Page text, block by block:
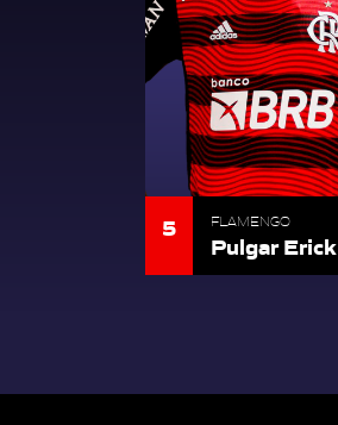
5 FLAMENGO
Pulgar Erick